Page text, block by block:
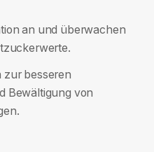
an und überwachen
zur besseren
Bewältigung von